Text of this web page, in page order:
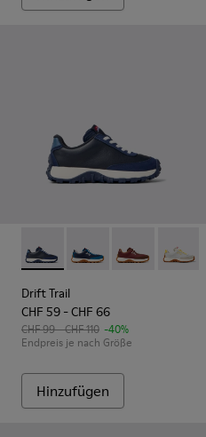
Stiefelette
003
K900268-002
Drift Trail - K800548-021 -
Drift Trail -Drift Trail -
Drift
Drift Trail
CHF 59 - CHF 66
CHF 99 - CHF 110 -40%
Endpreis je nach Größe
Hinzufügen